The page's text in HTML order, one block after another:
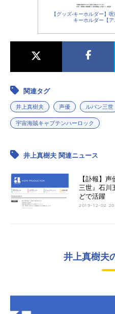
【グッズ-キーホルダー】
キーホルダー【ア
関連タグ
井上真樹夫 声優 ルパン三世
宇宙海賊キャプテンハーロック
井上真樹夫 関連ニュース
【訃報】
三世』石川
どで活躍
2019-12-02
井上真樹夫